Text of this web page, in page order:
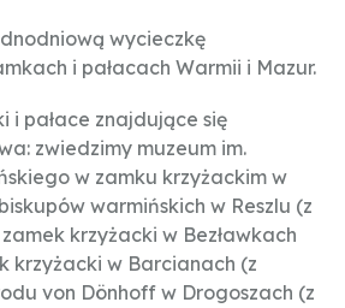
wycieczkę
i pałacach Warmii i Mazur.
i pałace znajdujące się
zwiedzimy muzeum im.
w zamku krzyżackim w
warmińskich w Reszlu (z
krzyżacki w Bezławkach
krzyżacki w Barcianach (z
von Dönhoff w Drogoszach (z